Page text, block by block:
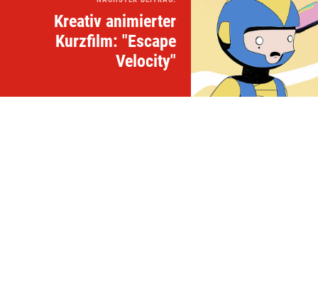
Kreativ animierter
Kurzfilm: "Escape
Velocity"